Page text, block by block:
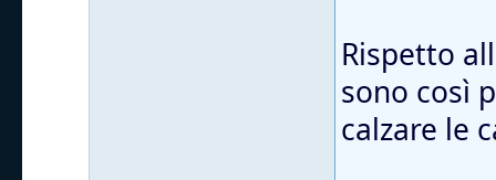
Rispetto
sono così
calzare le